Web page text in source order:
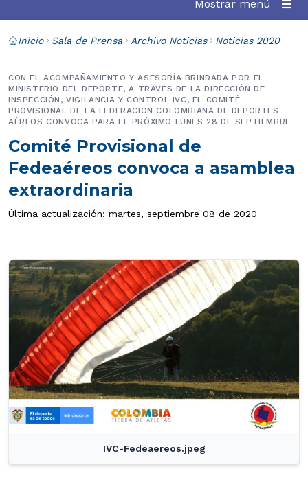
Mostrar menú
Inicio Sala de Prensa Archivo Noticias Noticias 2020
Comité Provisional de
Fedeaéreos convoca a asamblea
extraordinaria
CON EL ACOMPAÑAMIENTO Y ASESORÍA BRINDADA POR EL
MINISTERIO DEL DEPORTE, A TRAVÉS DE LA DIRECCIÓN DE
INSPECCIÓN, VIGILANCIA Y CONTROL IVC, EL COMITÉ
PROVISIONAL DE LA FEDERACIÓN COLOMBIANA DE DEPORTES
AÉREOS CONVOCA PARA EL PRÓXIMO LUNES 28 DE SEPTIEMBRE
Última actualización: martes, septiembre 08 de 2020
IVC-Fedeaereos.jpeg